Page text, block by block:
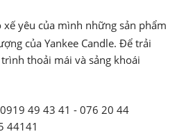
xế yêu của mình những sản phẩm
của Yankee Candle. Để trải
thoải mái và sảng khoái
49 43 41 - 076 20 44
44141